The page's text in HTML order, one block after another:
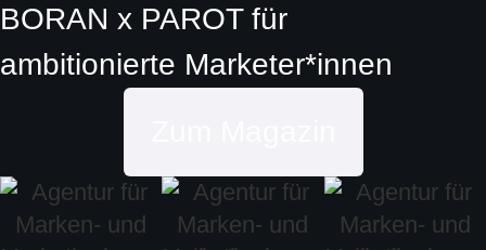
BORAN x PAROTfür
ambitionierte Marketer*innen